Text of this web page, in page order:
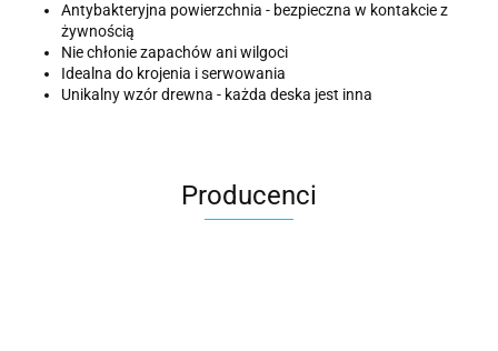
Antybakteryjna powierzchnia - bezpieczna w kontakcie z
żywnością
Nie chłonie zapachów ani wilgoci
Idealna do krojenia i serwowania
Unikalny wzór drewna - każda deska jest inna
Producenci